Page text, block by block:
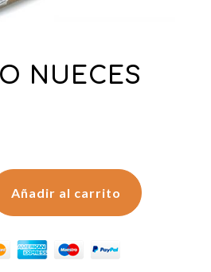
NUECES
Añadir al carrito